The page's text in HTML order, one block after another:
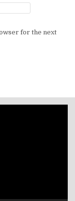
for the next